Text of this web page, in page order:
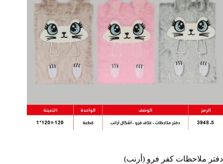
دفتر ملاحظات كفر فرو (أرنب)